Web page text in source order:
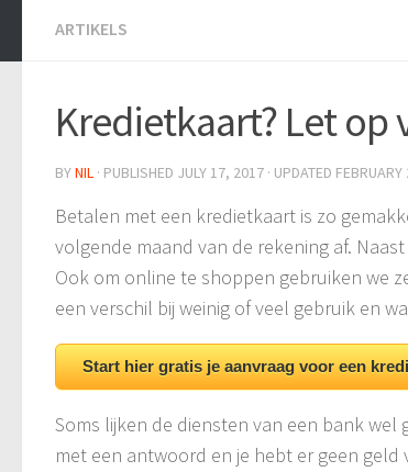
ARTIKELS
Kredietkaart? Let op
BYNIL · PUBLISHED JULY 17, 2017 · UPDATED
Betalen met een kredietkaart is zo
volgende maand van de rekening af.
Ook om online te shoppen gebruiken we
een verschil bij weinig of veel gebruik en
Start hier gratis je aanvraag voor een
Soms lijken de diensten van een bank
met een antwoord en je hebt er geen